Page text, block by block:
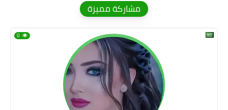
مشاركة مميزة
0